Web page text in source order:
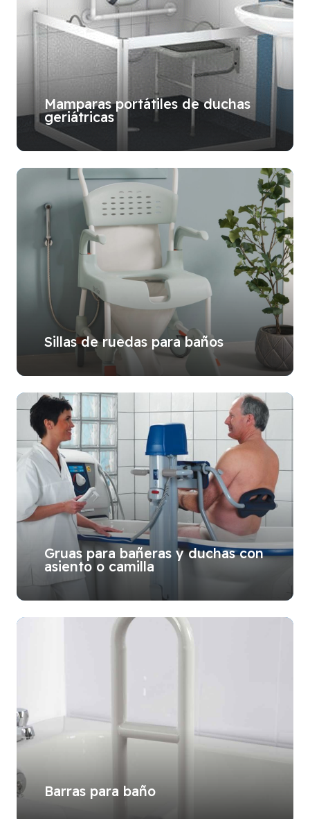
Mamparas portátiles de duchas
geriátricas
Sillas de ruedas para baños
Gruas para bañeras y duchas con
asiento o camilla
Barras para baño